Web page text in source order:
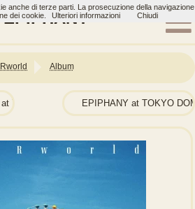
Album
Yokohama Arena EPIPHANY at TOKYO
anche di terze parti. La prosecuzione della navigazione
dei cookie.
Ulteriori informazioni Chiudi